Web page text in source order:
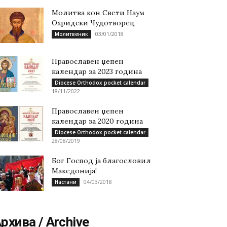
Молитва кон Свети Наум
Охридски Чудотворец
Молитвеник 03/01/2018
Православен џепен
календар за 2023 година
Diocese Orthodox pocket calendar
18/11/2022
Православен џепен
календар за 2020 година
Diocese Orthodox pocket calendar
28/08/2019
Бог Господ ја благословил
Македонија!
Настани 04/03/2018
/ Archive